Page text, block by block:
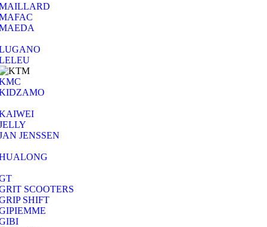
JENSSEN
SCOOTERS
SHIFT